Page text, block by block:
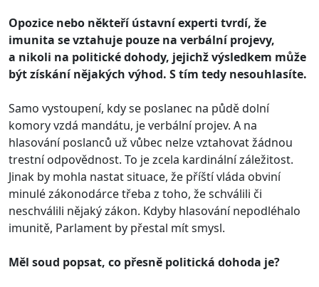
Opozice nebo někteří ústavní experti tvrdí, že
imunita se vztahuje pouze na verbální projevy,
a nikoli na politické dohody, jejichž výsledkem může
být získání nějakých výhod. S tím tedy nesouhlasíte.
Samo vystoupení, kdy se poslanec na půdě dolní
komory vzdá mandátu, je verbální projev. A na
hlasování poslanců už vůbec nelze vztahovat žádnou
trestní odpovědnost. To je zcela kardinální záležitost.
Jinak by mohla nastat situace, že příští vláda obviní
minulé zákonodárce třeba z toho, že schválili či
neschválili nějaký zákon. Kdyby hlasování nepodléhalo
imunitě, Parlament by přestal mít smysl.
Měl soud popsat, co přesně politická dohoda je?